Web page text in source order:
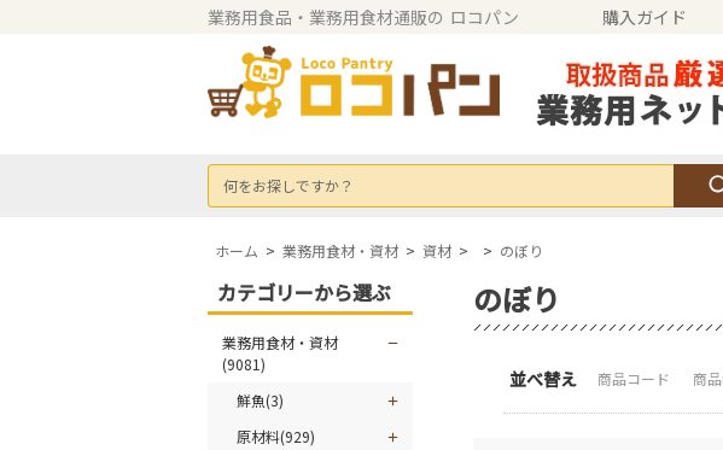
業務用食品・業務用食材通販の ロコパン 購入ガイド
何をお探しですか？
ホーム > 業務用食材・資材 > 資材 > > のぼり
のぼり
並べ替え 商品コード 商
カテゴリーから選ぶ
業務用食材・資材
(9081)
鮮魚(3)
原材料(929)